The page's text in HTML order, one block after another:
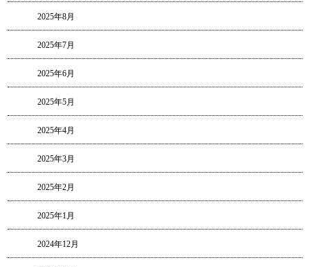
2025年8月
2025年7月
2025年6月
2025年5月
2025年4月
2025年3月
2025年2月
2025年1月
2024年12月